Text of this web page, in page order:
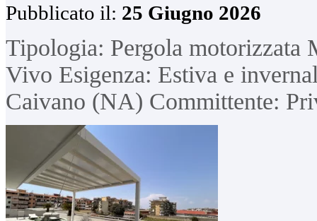
Pubblicato il: 25 Giugno 2026
Tipologia: Pergola motorizzata
Vivo Esigenza: Estiva e
Caivano (NA) Committente: